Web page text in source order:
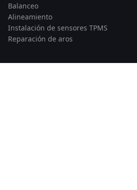
Balanceo
Alineamiento
Instalación de sensores TPMS
Reparación de aros
CONTACTO